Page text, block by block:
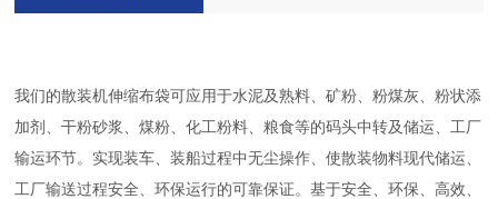
我们的散装机伸缩布袋可应用于水泥及熟料、矿粉、粉煤灰、粉状添
加剂、干粉砂浆、煤粉、化工粉料、粮食等的码头中转及储运、工厂
输运环节。实现装车、装船过程中无尘操作、使散装物料现代储运、
工厂输送过程安全、环保运行的可靠保证。基于安全、环保、高效、